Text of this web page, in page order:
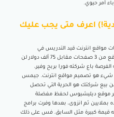
أمر حيوي.
اعرف متى يجب عليك
انترنت قيد التدريس في
المدارس الثانوية، أدرك أن تصميم موقع من 3 صفحات مقابل 75 ألف دولار لن
باع شركته فورا بربح وفير،
شيء هو تصميم مواقع انترنت. جيمس
بيع شركتك هو الحرية التي تحصل
موقع ديليشيوس لحفظ مفضلة
بملايين ثم انزوى، بعدها وفرت برامج
قيمة كبيرة مثل السابق. فس على ذلك